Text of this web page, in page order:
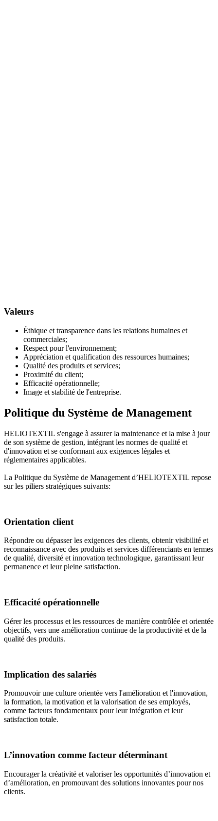
Valeurs
Éthique et transparence dans les relations humaines et
commerciales;
Respect pour l'environnement;
Appréciation et qualification des ressources humaines;
Qualité des produits et services;
Proximité du client;
Efficacité opérationnelle;
Image et stabilité de l'entreprise.
Politique du Système de Management
HELIOTEXTIL s'engage à assurer la maintenance et la mise à jour
de son système de gestion, intégrant les normes de qualité et
d'innovation et se conformant aux exigences légales et
réglementaires applicables.
La Politique du Système de Management d’HELIOTEXTIL repose
sur les piliers stratégiques suivants:
Orientation client
Répondre ou dépasser les exigences des clients, obtenir visibilité et
reconnaissance avec des produits et services différenciants en termes
de qualité, diversité et innovation technologique, garantissant leur
permanence et leur pleine satisfaction.
Efficacité opérationnelle
Gérer les processus et les ressources de manière contrôlée et orientée
objectifs, vers une amélioration continue de la productivité et de la
qualité des produits.
Implication des salariés
Promouvoir une culture orientée vers l'amélioration et l'innovation,
la formation, la motivation et la valorisation de ses employés,
comme facteurs fondamentaux pour leur intégration et leur
satisfaction totale.
L’innovation comme facteur déterminant
Encourager la créativité et valoriser les opportunités d’innovation et
d’amélioration, en promouvant des solutions innovantes pour nos
clients.